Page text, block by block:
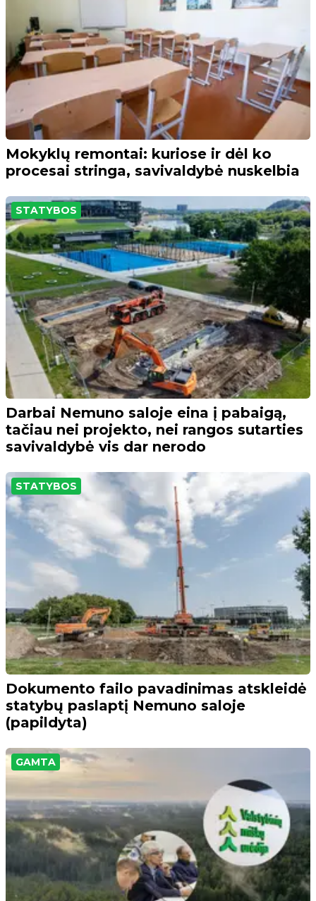
Mokyklų remontai: kuriose ir dėl ko
procesai stringa, savivaldybė nuskelbia
STATYBOS
Darbai Nemuno saloje eina į pabaigą,
tačiau nei projekto, nei rangos sutarties
savivaldybė vis dar nerodo
STATYBOS
Dokumento failo pavadinimas atskleidė
statybų paslaptį Nemuno saloje
(papildyta)
GAMTA